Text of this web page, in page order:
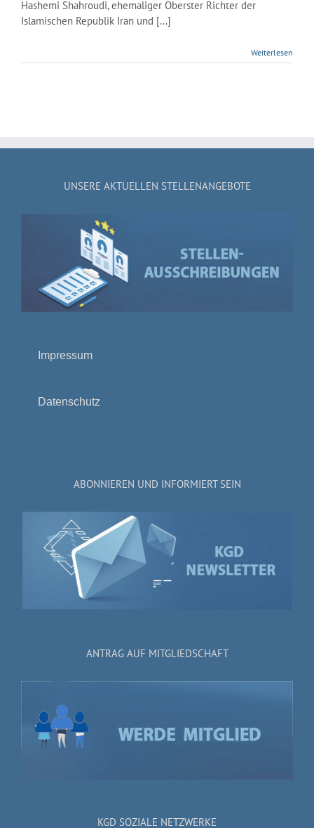
Hashemi Shahroudi, ehemaliger Oberster Richter der
Islamischen Republik Iran und [...]
Weiterlesen
UNSERE AKTUELLEN STELLENANGEBOTE
Impressum
Datenschutz
ABONNIEREN UND INFORMIERT SEIN
ANTRAG AUF MITGLIEDSCHAFT
KGD SOZIALE NETZWERKE